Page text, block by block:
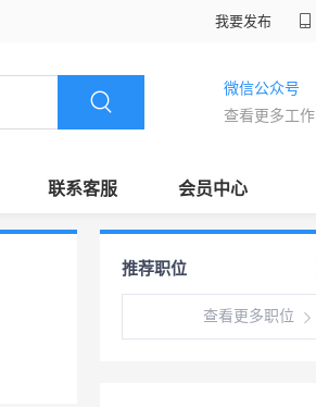
我要发布
微信公众号
查看更多工作
联系客服 会员中心
推荐职位
查看更多职位